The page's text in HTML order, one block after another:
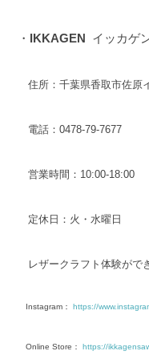
・ IKKAGEN イッカゲ
住所：千葉県香取市佐原
電話：0478-79-7677
営業時間：10:00-18:00
定休日：火・水曜日
レザークラフト体験がで
Instagram：https://
Online Store：https://